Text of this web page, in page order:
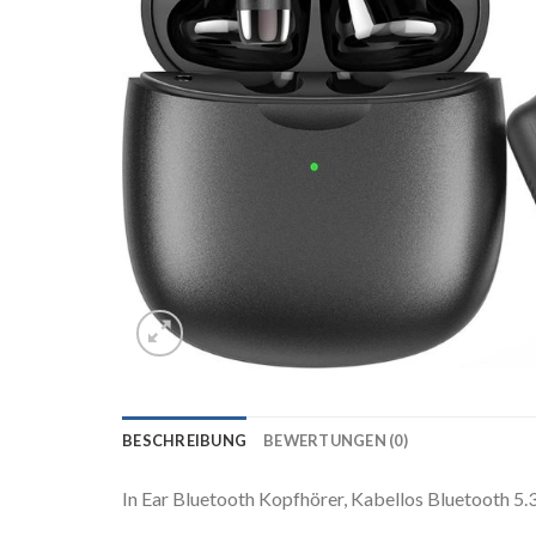
BESCHREIBUNG BEWERTUNGEN (0)
In Ear Bluetooth Kopfhörer, Kabellos Bluetooth